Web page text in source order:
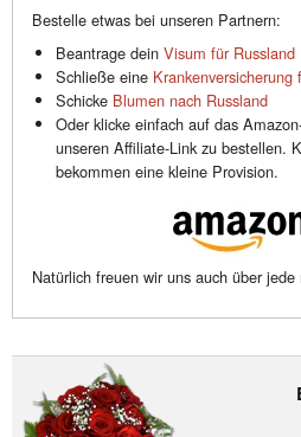
Bestelle etwas bei unseren Partnern:
Beantrage dein Visum für Russland
Schließe eine Krankenversicherung
Schicke Blumen nach Russland
Oder klicke einfach auf das
unseren Affiliate-Link zu bestellen.
bekommen eine kleine Provision.
Natürlich freuen wir uns auch über